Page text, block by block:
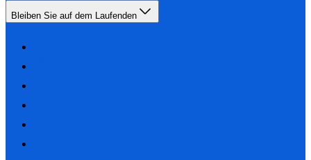
Bleiben Sie auf dem Laufenden